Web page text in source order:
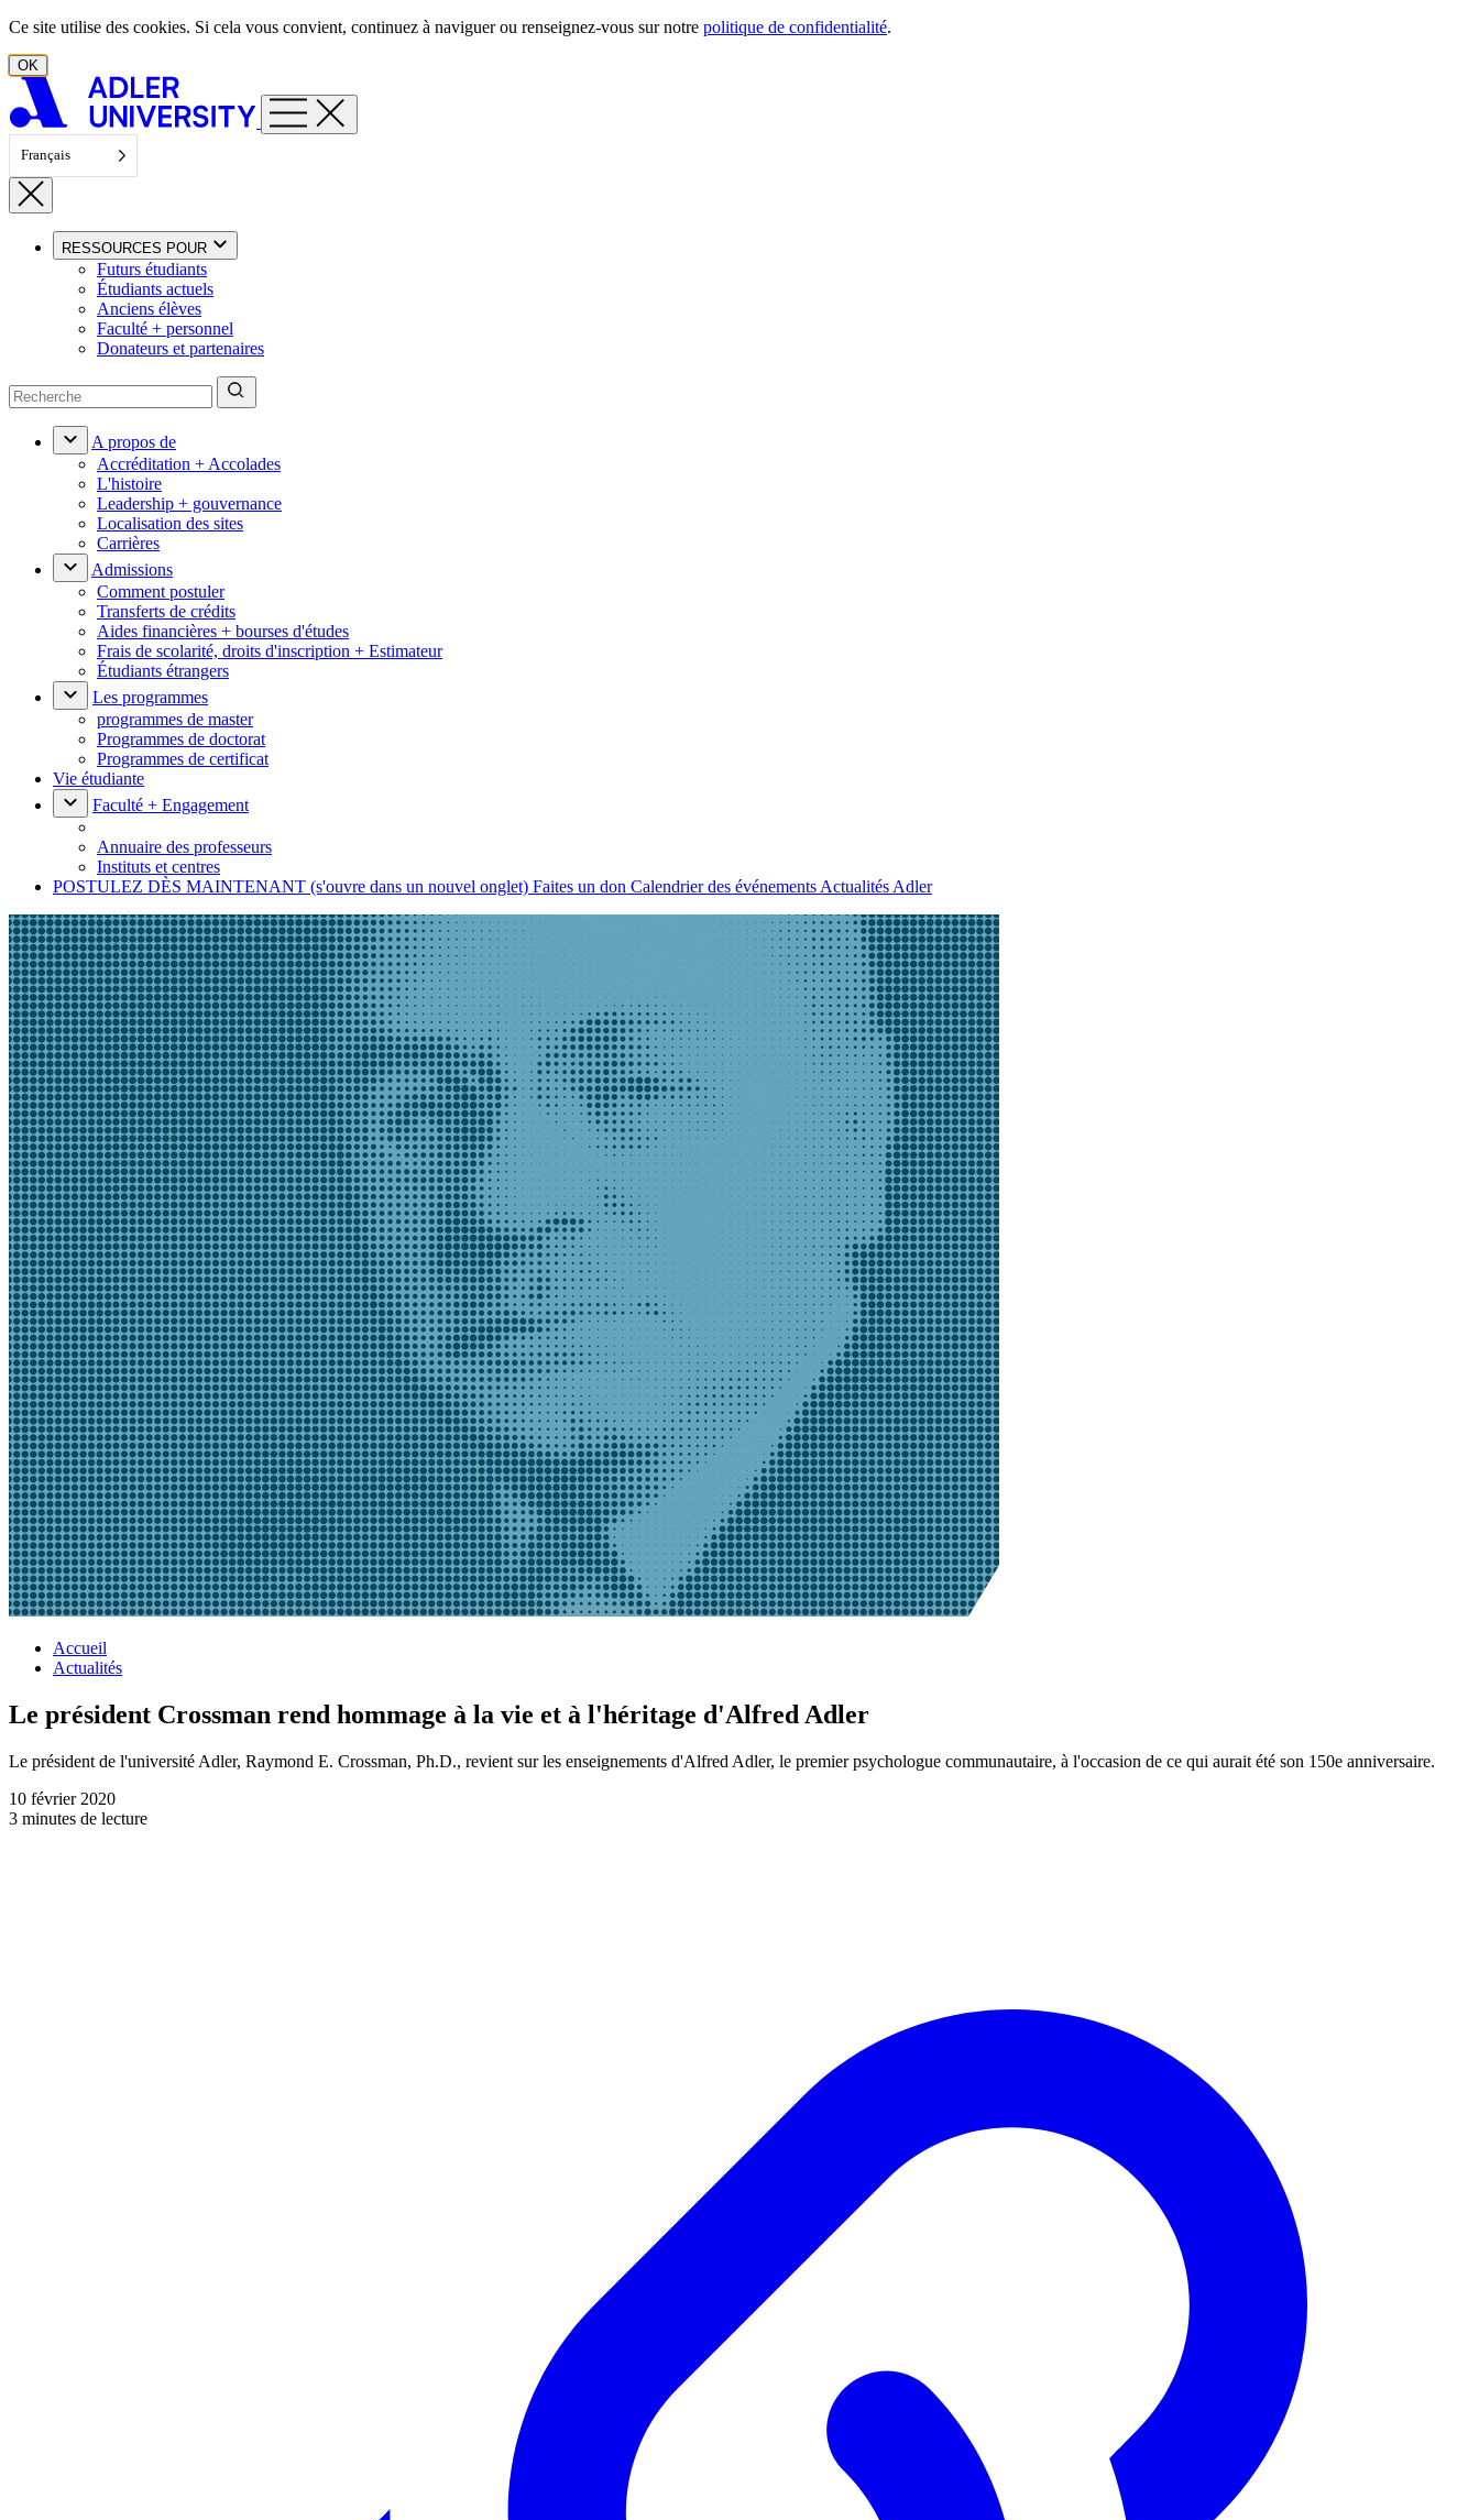
Aller au contenu
Ce site utilise des cookies. Si cela vous convient, continuez à naviguer ou renseignez-vous sur notre politique de confidentialité.
OK
Français
RESSOURCES POUR
Futurs étudiants
Étudiants actuels
Anciens élèves
Faculté + personnel
Donateurs et partenaires
A propos de
Accréditation + Accolades
L'histoire
Leadership + gouvernance
Localisation des sites
Carrières
Admissions
Comment postuler
Transferts de crédits
Aides financières + bourses d'études
Frais de scolarité, droits d'inscription + Estimateur
Étudiants étrangers
Les programmes
programmes de master
Programmes de doctorat
Programmes de certificat
Vie étudiante
Faculté + Engagement
Annuaire des professeurs
Instituts et centres
POSTULEZ DÈS MAINTENANT (s'ouvre dans un nouvel onglet) Faites un don Calendrier des événements Actualités Adler
Accueil
Actualités
Le président Crossman rend hommage à la vie et à l'héritage d'Alfred Adler
Le président de l'université Adler, Raymond E. Crossman, Ph.D., revient sur les enseignements d'Alfred Adler, le premier psychologue communautaire, à l'occasion de ce qui aurait été son 150e anniversaire.
10 février 2020
3 minutes de lecture